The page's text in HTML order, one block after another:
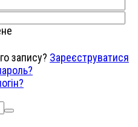
запису? Зареєструватися